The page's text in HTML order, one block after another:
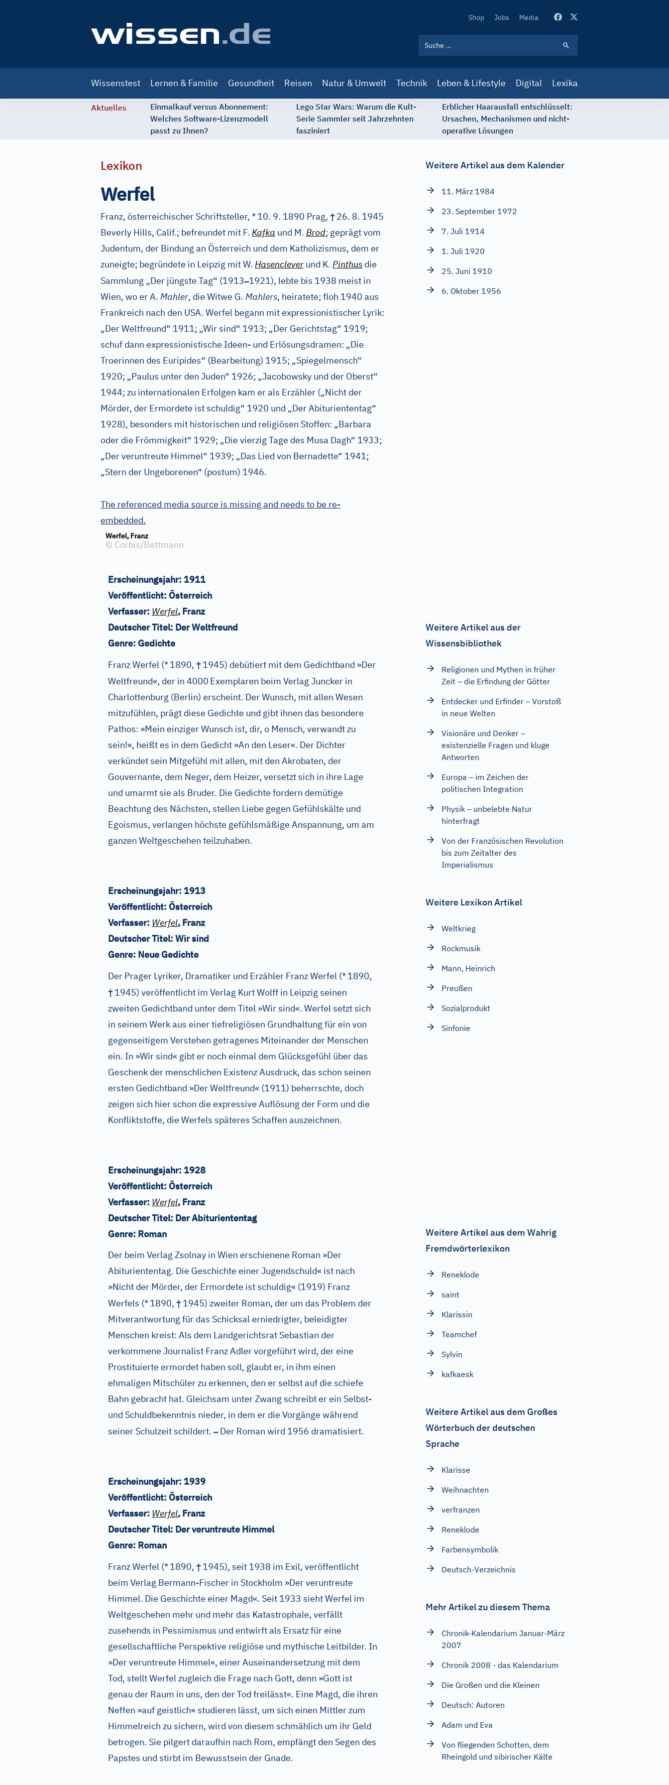
Secondary
Shop Jobs Media
navigation
Wissenstest Lernen & Familie Gesundheit Reisen Natur & Umwelt Technik Leben & Lifestyle Digital Lexika
Aktuelles
Einmalkauf versus Abonnement:
Welches Software-Lizenzmodell
passt zu Ihnen?
Lego Star Wars: Warum die Kult-
Serie Sammler seit Jahrzehnten
fasziniert
Erblicher Haarausfall entschlüsselt:
Ursachen, Mechanismen und nicht-
operative Lösungen
Lexikon
Werfel
Franz, österreichischer Schriftsteller, *10. 9. 1890 Prag, †26. 8. 1945
Beverly Hills, Calif.; befreundet mit F. Kafka und M. Brod; geprägt vom
Judentum, der Bindung an Österreich und dem Katholizismus, dem er
zuneigte; begründete in Leipzig mit W. Hasenclever und K. Pinthus die
Sammlung „Der jüngste Tag“ (1913–1921), lebte bis 1938 meist in
Wien, wo er A. Mahler, die Witwe G. Mahlers, heiratete; floh 1940 aus
Frankreich nach den USA. Werfel begann mit expressionistischer Lyrik:
„Der Weltfreund“ 1911; „Wir sind“ 1913; „Der Gerichtstag“ 1919;
schuf dann expressionistische Ideen- und Erlösungsdramen: „Die
Troerinnen des Euripides“ (Bearbeitung) 1915; „Spiegelmensch“
1920; „Paulus unter den Juden“ 1926; „Jacobowsky und der Oberst“
1944; zu internationalen Erfolgen kam er als Erzähler („Nicht der
Mörder, der Ermordete ist schuldig“ 1920 und „Der Abituriententag“
1928), besonders mit historischen und religiösen Stoffen: „Barbara
oder die Frömmigkeit“ 1929; „Die vierzig Tage des Musa Dagh“ 1933;
„Der veruntreute Himmel“ 1939; „Das Lied von Bernadette“ 1941;
„Stern der Ungeborenen“ (postum) 1946.
The referenced media source is missing and needs to be re-
embedded.
Werfel, Franz
© Corbis/Bettmann
Erscheinungsjahr: 1911
Veröffentlicht: Österreich
Verfasser: Werfel, Franz
Deutscher Titel: Der Weltfreund
Genre: Gedichte
Franz Werfel (*1890, †1945) debütiert mit dem Gedichtband »Der
Weltfreund«, der in 4000 Exemplaren beim Verlag Juncker in
Charlottenburg (Berlin) erscheint. Der Wunsch, mit allen Wesen
mitzufühlen, prägt diese Gedichte und gibt ihnen das besondere
Pathos: »Mein einziger Wunsch ist, dir, o Mensch, verwandt zu
sein!«, heißt es in dem Gedicht »An den Leser«. Der Dichter
verkündet sein Mitgefühl mit allen, mit den Akrobaten, der
Gouvernante, dem Neger, dem Heizer, versetzt sich in ihre Lage
und umarmt sie als Bruder. Die Gedichte fordern demütige
Beachtung des Nächsten, stellen Liebe gegen Gefühlskälte und
Egoismus, verlangen höchste gefühlsmäßige Anspannung, um am
ganzen Weltgeschehen teilzuhaben.
Erscheinungsjahr: 1913
Veröffentlicht: Österreich
Verfasser: Werfel, Franz
Deutscher Titel: Wir sind
Genre: Neue Gedichte
Der Prager Lyriker, Dramatiker und Erzähler Franz Werfel (*1890,
†1945) veröffentlicht im Verlag Kurt Wolff in Leipzig seinen
zweiten Gedichtband unter dem Titel »Wir sind«. Werfel setzt sich
in seinem Werk aus einer tiefreligiösen Grundhaltung für ein von
gegenseitigem Verstehen getragenes Miteinander der Menschen
ein. In »Wir sind« gibt er noch einmal dem Glücksgefühl über das
Geschenk der menschlichen Existenz Ausdruck, das schon seinen
ersten Gedichtband »Der Weltfreund« (1911) beherrschte, doch
zeigen sich hier schon die expressive Auflösung der Form und die
Konfliktstoffe, die Werfels späteres Schaffen auszeichnen.
Erscheinungsjahr: 1928
Veröffentlicht: Österreich
Verfasser: Werfel, Franz
Deutscher Titel: Der Abituriententag
Genre: Roman
Der beim Verlag Zsolnay in Wien erschienene Roman »Der
Abituriententag. Die Geschichte einer Jugendschuld« ist nach
»Nicht der Mörder, der Ermordete ist schuldig« (1919) Franz
Werfels (*1890, †1945) zweiter Roman, der um das Problem der
Mitverantwortung für das Schicksal erniedrigter, beleidigter
Menschen kreist: Als dem Landgerichtsrat Sebastian der
verkommene Journalist Franz Adler vorgeführt wird, der eine
Prostituierte ermordet haben soll, glaubt er, in ihm einen
ehmaligen Mitschüler zu erkennen, den er selbst auf die schiefe
Bahn gebracht hat. Gleichsam unter Zwang schreibt er ein Selbst-
und Schuldbekenntnis nieder, in dem er die Vorgänge während
seiner Schulzeit schildert.–Der Roman wird 1956 dramatisiert.
Erscheinungsjahr: 1939
Veröffentlicht: Österreich
Verfasser: Werfel, Franz
Deutscher Titel: Der veruntreute Himmel
Genre: Roman
Franz Werfel (*1890, †1945), seit 1938 im Exil, veröffentlicht
beim Verlag Bermann-Fischer in Stockholm »Der veruntreute
Himmel. Die Geschichte einer Magd«. Seit 1933 sieht Werfel im
Weltgeschehen mehr und mehr das Katastrophale, verfällt
zusehends in Pessimismus und entwirft als Ersatz für eine
gesellschaftliche Perspektive religiöse und mythische Leitbilder. In
»Der veruntreute Himmel«, einer Auseinandersetzung mit dem
Tod, stellt Werfel zugleich die Frage nach Gott, denn »Gott ist
genau der Raum in uns, den der Tod freilässt«. Eine Magd, die ihren
Neffen »auf geistlich« studieren lässt, um sich einen Mittler zum
Himmelreich zu sichern, wird von diesem schmählich um ihr Geld
betrogen. Sie pilgert daraufhin nach Rom, empfängt den Segen des
Papstes und stirbt im Bewusstsein der Gnade.
Weitere Artikel aus dem Kalender
11. März 1984
23. September 1972
7. Juli 1914
1. Juli 1920
25. Juni 1910
6. Oktober 1956
Weitere Artikel aus der
Wissensbibliothek
Religionen und Mythen in früher
Zeit – die Erfindung der Götter
Entdecker und Erfinder – Vorstoß
in neue Welten
Visionäre und Denker –
existenzielle Fragen und kluge
Antworten
Europa – im Zeichen der
politischen Integration
Physik – unbelebte Natur
hinterfragt
Von der Französischen Revolution
bis zum Zeitalter des
Imperialismus
Weitere Lexikon Artikel
Weltkrieg
Rockmusik
Mann, Heinrich
Preußen
Sozialprodukt
Sinfonie
Weitere Artikel aus dem Wahrig
Fremdwörterlexikon
Reneklode
saint
Klarissin
Teamchef
Sylvin
kafkaesk
Weitere Artikel aus dem Großes
Wörterbuch der deutschen
Sprache
Klarisse
Weihnachten
verfranzen
Reneklode
Farbensymbolik
Deutsch-Verzeichnis
Mehr Artikel zu diesem Thema
Chronik-Kalendarium Januar-März
2007
Chronik 2008 - das Kalendarium
Die Großen und die Kleinen
Deutsch: Autoren
Adam und Eva
Von fliegenden Schotten, dem
Rheingold und sibirischer Kälte